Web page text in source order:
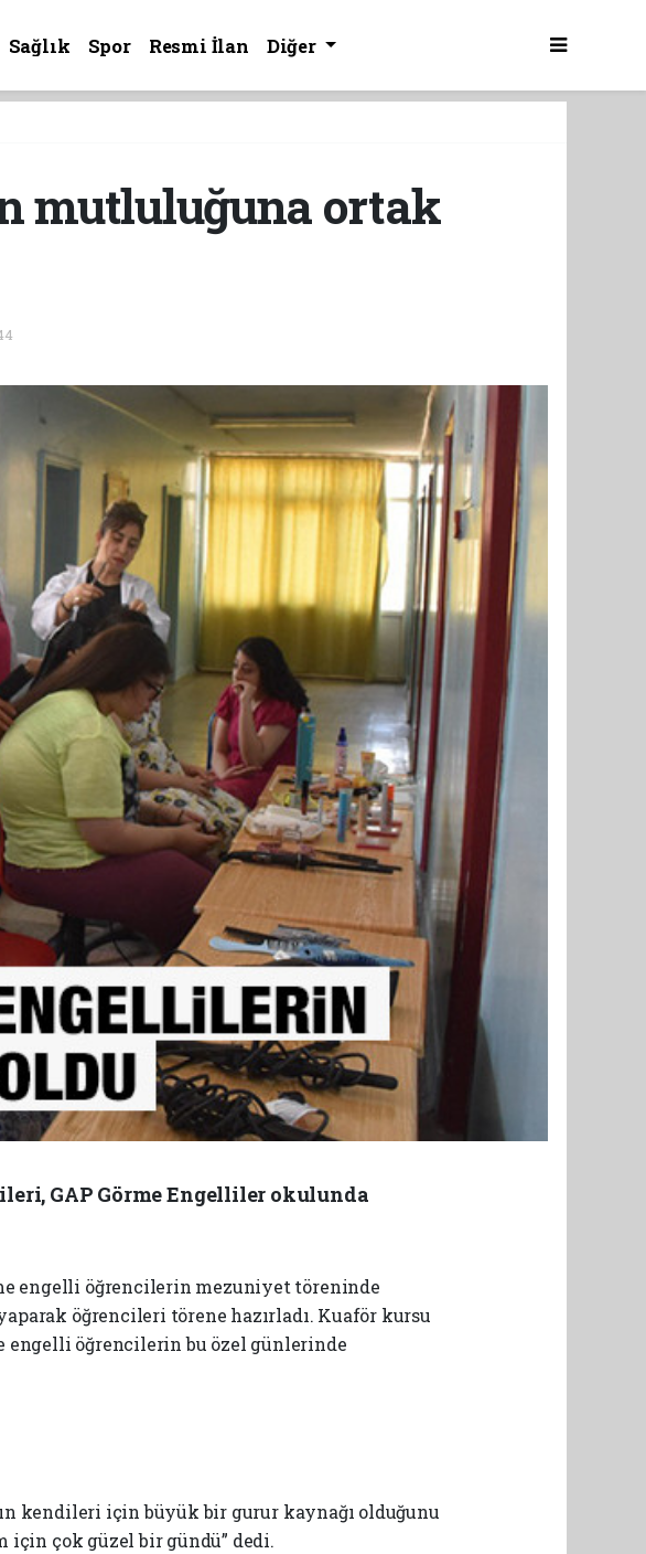
Sağlık Spor Resmi İlan Diğer
mutluluğuna ortak
GAP Görme Engelliler okulunda
engelli öğrencilerin mezuniyet töreninde
öğrencileri törene hazırladı. Kuaför kursu
engelli öğrencilerin bu özel günlerinde
kendileri için büyük bir gurur kaynağı olduğunu
için çok güzel bir gündü” dedi.